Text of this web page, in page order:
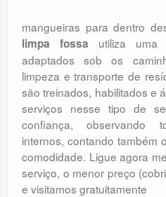
mangueiras para dentro
limpa fossa utiliza uma
adaptados sob os
limpeza e transporte de
são treinados, habilitados e
serviços nesse tipo de
confiança, observando
internos, contando também
comodidade. Ligue agora
serviço, o menor preço
e visitamos gratuitamente